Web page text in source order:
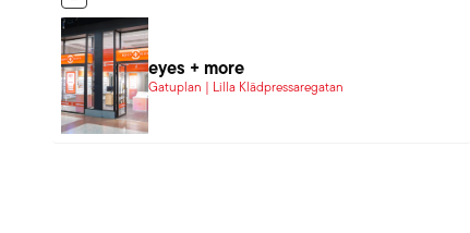
eyes + more
Gatuplan | Lilla Klädpressaregatan